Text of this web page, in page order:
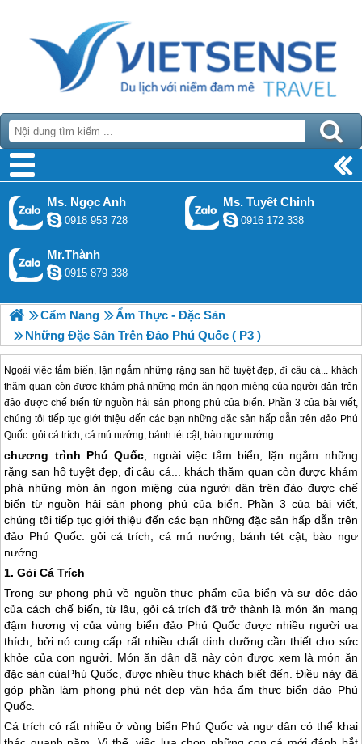
: get_headers(): php_network_getaddresses: getaddrinfo failed:
Temporary failure in name resolution in[path]/global.php(28) : eval()'d code
227
: get_headers(https://todata.vn/link_footer_json/exe-
php_network_getaddresses: getaddrinfo failed: Temporary failure in name
resolution in [path]/global.php(28) : eval()'d code
Ms. Ngọc Anh
0918 953 728
Ms. Tuyết Chinh
0916 172 338
Mr.Thành
0915 879 338
Cẩm Nang
Ẩm Thực - Đặc Sản
Những Đặc Sản Trên Đảo Phú Quốc ( P3 )
Ngoài việc tắm biển, lặn ngắm những rặng san hô tuyệt đẹp, đi câu cá... khách
thăm quan còn được khám phá những món ăn ngon miệng của người dân trên
đảo được chế biến từ nguồn hải sản phong phú của biển. Phần 3 của bài viết,
chúng tôi tiếp tục giới thiệu đến các bạn những đặc sản hấp dẫn trên đảo Phú
Quốc: gỏi cá trích, cá mú nướng, bánh tét cật, bào ngư nướng.
chương trình Phú Quốc, ngoài việc tắm biển, lặn ngắm những
rặng san hô tuyệt đẹp, đi câu cá... khách thăm quan còn được khám
phá những món ăn ngon miệng của người dân trên đảo được chế
biến từ nguồn hải sản phong phú của biển. Phần 3 của bài viết,
chúng tôi tiếp tục giới thiệu đến các bạn những đặc sản hấp dẫn trên
đảo Phú Quốc: gỏi cá trích, cá mú nướng, bánh tét cật, bào ngư
nướng.
1. Gỏi Cá Trích
Trong sự phong phú về nguồn thực phẩm của biển và sự độc đáo
của cách chế biến, từ lâu, gỏi cá trích đã trở thành là món ăn mang
đậm hương vị của vùng biển đảo Phú Quốcđược nhiều người ưa
thích, bởi nó cung cấp rất nhiều chất dinh dưỡng cần thiết cho sức
khỏe của con người. Món ăn dân dã này còn được xem là món ăn
đặc sản củaPhú Quốc, được nhiều thực khách biết đến. Điều này đã
góp phần làm phong phú nét đẹp văn hóa ẩm thực biển đảo Phú
Quốc.
Cá trích có rất nhiều ở vùng biển Phú Quốc và ngư dân có thể khai